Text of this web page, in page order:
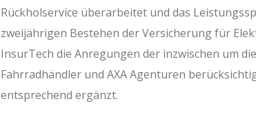
Rückholservice überarbeitet und das
zweijährigen Bestehen der Versicherung für
InsurTech die Anregungen der inzwischen um
Fahrradhändler und AXA Agenturen
entsprechend ergänzt.